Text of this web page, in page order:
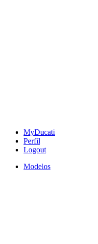
MyDucati
Perfil
Logout
Modelos